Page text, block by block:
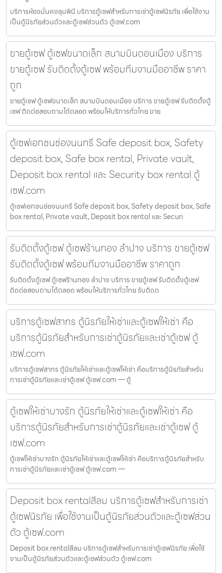
บริการห้องมั่นคงลุมพินี บริการตู้เซฟสำหรับการเช่าตู้เซฟนิรภัย เพื่อใช้งาน
เป็นตู้นิรภัยส่วนตัวและตู้เซฟส่วนตัว ตู้เซฟ.com
ขายตู้เซฟ ตู้เซฟขนาดเล็ก สนามบินดอนเมือง บริการ
ขายตู้เซฟ รับติดตั้งตู้เซฟ พร้อมทีมงานมืออาชีพ ราคา
ถูก
ขายตู้เซฟ ตู้เซฟขนาดเล็ก สนามบินดอนเมือง บริการ ขายตู้เซฟ รับติดตั้งตู้
เซฟ ติดต่อสอบถามได้ตลอด พร้อมให้บริการทั่วไทย ขาย
ตู้เซฟเอกชนช่องนนทรี Safe deposit box, Safety
deposit box, Safe box rental, Private vault,
Deposit box rental และ Security box rental ตู้
เซฟ.com
ตู้เซฟเอกชนช่องนนทรี Safe deposit box, Safety deposit box, Safe
box rental, Private vault, Deposit box rental และ Securi
รับติดตั้งตู้เซฟ ตู้เซฟร้านทอง ลำปาง บริการ ขายตู้เซฟ
รับติดตั้งตู้เซฟ พร้อมทีมงานมืออาชีพ ราคาถูก
รับติดตั้งตู้เซฟ ตู้เซฟร้านทอง ลำปาง บริการ ขายตู้เซฟ รับติดตั้งตู้เซฟ
ติดต่อสอบถามได้ตลอด พร้อมให้บริการทั่วไทย รับติดต
บริการตู้เซฟสาทร ตู้นิรภัยให้เช่าและตู้เซฟให้เช่า คือ
บริการตู้นิรภัยสำหรับการเช่าตู้นิรภัยและเช่าตู้เซฟ ตู้
เซฟ.com
บริการตู้เซฟสาทร ตู้นิรภัยให้เช่าและตู้เซฟให้เช่า คือบริการตู้นิรภัยสำหรับ
การเช่าตู้นิรภัยและเช่าตู้เซฟ ตู้เซฟ.com — ตู้
ตู้เซฟให้เช่าบางรัก ตู้นิรภัยให้เช่าและตู้เซฟให้เช่า คือ
บริการตู้นิรภัยสำหรับการเช่าตู้นิรภัยและเช่าตู้เซฟ ตู้
เซฟ.com
ตู้เซฟให้เช่าบางรัก ตู้นิรภัยให้เช่าและตู้เซฟให้เช่า คือบริการตู้นิรภัยสำหรับ
การเช่าตู้นิรภัยและเช่าตู้เซฟ ตู้เซฟ.com —
Deposit box rentalสีลม บริการตู้เซฟสำหรับการเช่า
ตู้เซฟนิรภัย เพื่อใช้งานเป็นตู้นิรภัยส่วนตัวและตู้เซฟส่วน
ตัว ตู้เซฟ.com
Deposit box rentalสีลม บริการตู้เซฟสำหรับการเช่าตู้เซฟนิรภัย เพื่อใช้
งานเป็นตู้นิรภัยส่วนตัวและตู้เซฟส่วนตัว ตู้เซฟ.com